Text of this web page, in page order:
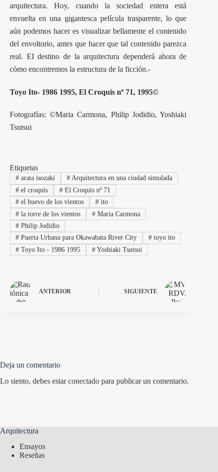
arquitectura. Hoy, cuando la sociedad entera está
envuelta en una gigantesca película trasparente, lo que
aún podemos hacer es visualizar bellamente el contenido
del envoltorio, antes que hacer que tal contenido parezca
real. EI destino de la arquitectura dependerá ahora de
cómo encontremos la estructura de la ficción.-
Toyo Ito- 1986 1995, El Croquis nº 71, 1995©
Fotografías: ©Maria Carmona, Philip Jodidio, Yoshiaki
Tsutsui
Etiquetas
#arata isozaki #Arquitectura en una ciudad simulada
#el croquis #El Croquis nº 71
#el huevo de los vientos #ito
#la torre de los vientos #Maria Carmona
#Philip Jodidio
#Puerta Urbana para Okawabata River City #toyo ito
#Toyo Ito - 1986 1995 #Yoshiaki Tsutsui
ANTERIOR SIGUIENTE
Deja un comentario
Lo siento, debes estarconectado para publicar un comentario.
Arquitectura
Ensayos
Reseñas